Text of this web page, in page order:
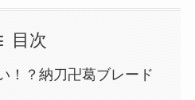
目次
！？納刀卍葛ブレード